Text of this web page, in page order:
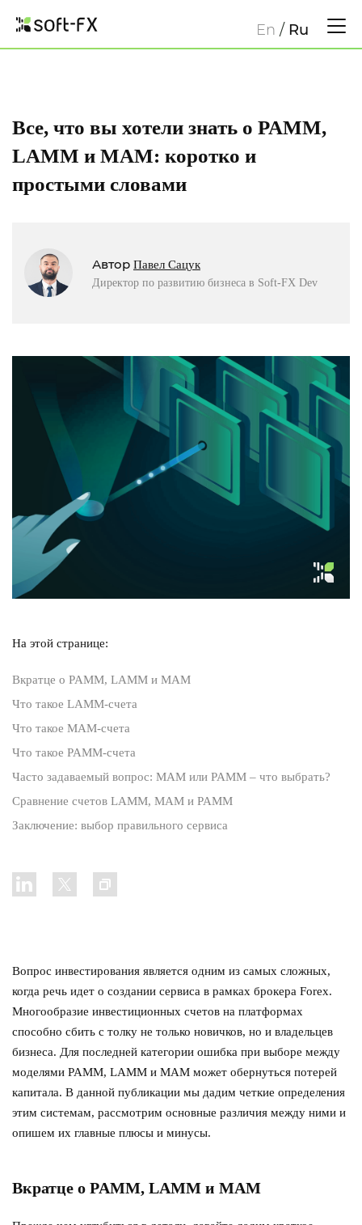
En / Ru
Все, что вы хотели знать о PAMM,
LAMM и MAM: коротко и
простыми словами
Автор Павел Сацук
Директор по развитию бизнеса в Soft-FX Dev
На этой странице:
Вкратце о PAMM, LAMM и MAM
Что такое LAMM-счета
Что такое MAM-счета
Что такое PAMM-счета
Часто задаваемый вопрос: MAM или PAMM – что выбрать?
Сравнение счетов LAMM, MAM и PAMM
Заключение: выбор правильного сервиса
Вопрос инвестирования является одним из самых сложных,
когда речь идет о создании сервиса в рамках брокера Forex.
Многообразие инвестиционных счетов на платформах
способно сбить с толку не только новичков, но и владельцев
бизнеса. Для последней категории ошибка при выборе между
моделями PAMM, LAMM и MAM может обернуться потерей
капитала. В данной публикации мы дадим четкие определения
этим системам, рассмотрим основные различия между ними и
опишем их главные плюсы и минусы.
Вкратце о PAMM, LAMM и MAM